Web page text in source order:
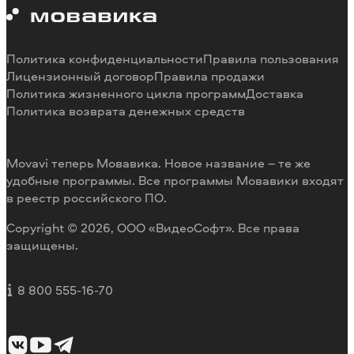
Системные требования программ
Способы оплаты
Возврат средств
Работа в Мовавике
Отзывы пользователей
Разработка видеоредактора под заказ
Movavi теперь Мовавика. Новое название – те же
удобные программы. Все программы Мовавики входят
в реестр российского ПО.
Copyright © 2026, ООО «ВидеоСофт». Все права
защищены.
8 800 555-16-70
Политика конфиденциальностиПравила пользования
Лицензионный договорПравила продажи
Политика жизненного цикла программДоставка
Политика возврата денежных средств